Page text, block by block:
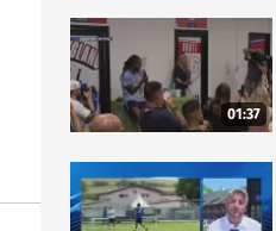
01:37